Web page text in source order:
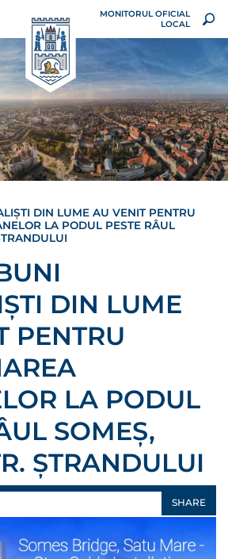
MONITORUL OFICIAL
LOCAL
DIN LUME AU VENIT PENTRU
LA PODUL PESTE RÂUL
DIN LUME
PENTRU
LA PODUL
SOMEȘ,
ȘTRANDULUI
SHARE